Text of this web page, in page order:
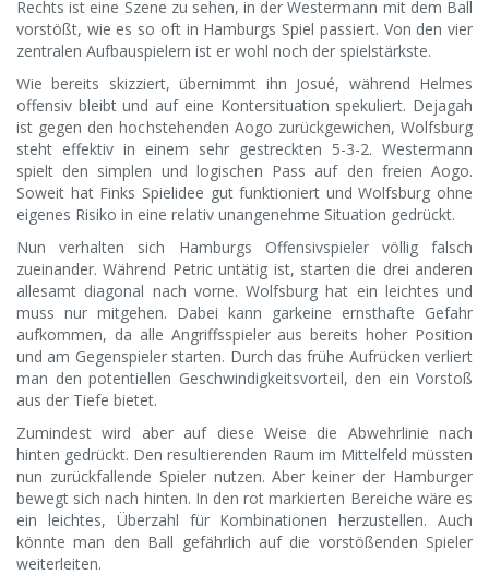
Rechts ist eine Szene zu sehen, in der Westermann mit dem Ball
vorstößt, wie es so oft in Hamburgs Spiel passiert. Von den vier
zentralen Aufbauspielern ist er wohl noch der spielstärkste.
Wie bereits skizziert, übernimmt ihn Josué, während Helmes
offensiv bleibt und auf eine Kontersituation spekuliert. Dejagah
ist gegen den hochstehenden Aogo zurückgewichen, Wolfsburg
steht effektiv in einem sehr gestreckten 5-3-2. Westermann
spielt den simplen und logischen Pass auf den freien Aogo.
Soweit hat Finks Spielidee gut funktioniert und Wolfsburg ohne
eigenes Risiko in eine relativ unangenehme Situation gedrückt.
Nun verhalten sich Hamburgs Offensivspieler völlig falsch
zueinander. Während Petric untätig ist, starten die drei anderen
allesamt diagonal nach vorne. Wolfsburg hat ein leichtes und
muss nur mitgehen. Dabei kann garkeine ernsthafte Gefahr
aufkommen, da alle Angriffsspieler aus bereits hoher Position
und am Gegenspieler starten. Durch das frühe Aufrücken verliert
man den potentiellen Geschwindigkeitsvorteil, den ein Vorstoß
aus der Tiefe bietet.
Zumindest wird aber auf diese Weise die Abwehrlinie nach
hinten gedrückt. Den resultierenden Raum im Mittelfeld müssten
nun zurückfallende Spieler nutzen. Aber keiner der Hamburger
bewegt sich nach hinten. In den rot markierten Bereiche wäre es
ein leichtes, Überzahl für Kombinationen herzustellen. Auch
könnte man den Ball gefährlich auf die vorstößenden Spieler
weiterleiten.